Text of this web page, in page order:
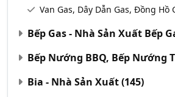
Van Gas, Dây Dẫn Gas, Đồng Hồ
Bếp Gas - Nhà Sản Xuất Bếp
Bếp Nướng BBQ, Bếp Nướng
Bia - Nhà Sản Xuất(145)